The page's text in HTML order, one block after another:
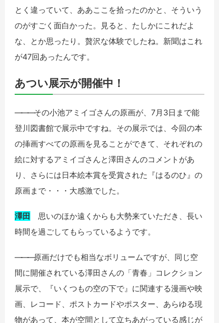
とく違っていて、ああここを拾ったのかと、そういう
のがすごく面白かった。見ると、たしかにこれだよ
な、とか思ったり。贅沢な体験でしたね。新聞はこれ
が47回あったんです。
あつい展示が開催中！
―――その小池アミイゴさんの原画が、7月3日まで能
登川図書館で展示中ですね。その展示では、今回の本
の挿画すべての原画を見ることができて、それぞれの
絵に対するアミイゴさんと澤田さんのコメントがあ
り、さらには日本絵本賞を受賞された『はるのひ』の
原画まで・・・大感激でした。
澤田 思いのほか遠くからも大勢来ていただき、長い
時間を過ごしてもらっているようです。
―――原画だけでも相当なボリュームですが、同じ空
間に開催されている澤田さんの「青春」コレクション
展示で、『いくつもの空の下で』に関連する漫画や映
画、レコード、ポストカードやポスター、あらゆる現
物があって、本が空間として立ちあがっている感じが